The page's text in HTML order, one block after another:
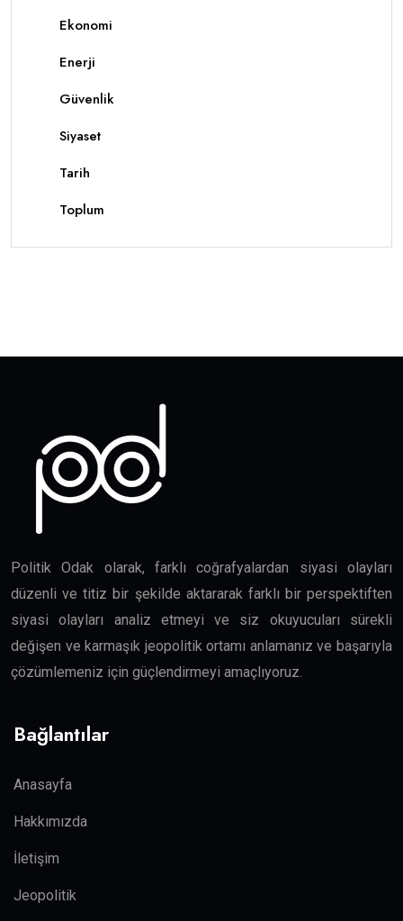
Ekonomi
Enerji
Güvenlik
Siyaset
Tarih
Toplum
Politik Odak olarak, farklı coğrafyalardan siyasi olayları
düzenli ve titiz bir şekilde aktararak farklı bir perspektiften
siyasi olayları analiz etmeyi ve siz okuyucuları sürekli
değişen ve karmaşık jeopolitik ortamı anlamanız ve başarıyla
çözümlemeniz için güçlendirmeyi amaçlıyoruz.
Bağlantılar
Anasayfa
Hakkımızda
İletişim
Jeopolitik